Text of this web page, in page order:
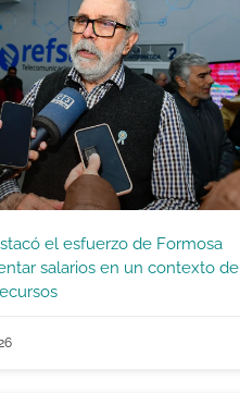
el esfuerzo de Formosa
salarios en un contexto de